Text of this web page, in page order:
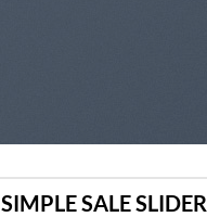
SIMPLE SALE SLIDER